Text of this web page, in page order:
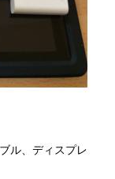
ル、ディスプレ